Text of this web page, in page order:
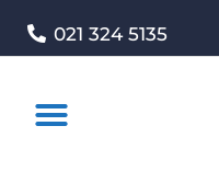
021 324 5135